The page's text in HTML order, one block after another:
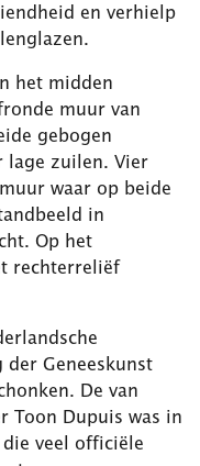
en verhielp
het midden
muur van
gebogen
lage zuilen. Vier
waar op beide
in
Op het
rechterreliëf
der Geneeskunst
De van
Toon Dupuis was in
veel officiële